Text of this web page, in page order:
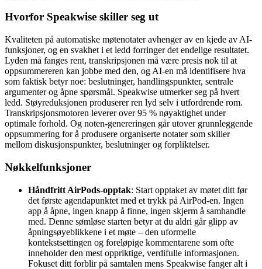
Hvorfor Speakwise skiller seg ut
Kvaliteten på automatiske møtenotater avhenger av en kjede av AI-
funksjoner, og en svakhet i et ledd forringer det endelige resultatet.
Lyden må fanges rent, transkripsjonen må være presis nok til at
oppsummereren kan jobbe med den, og AI-en må identifisere hva
som faktisk betyr noe: beslutninger, handlingspunkter, sentrale
argumenter og åpne spørsmål. Speakwise utmerker seg på hvert
ledd. Støyreduksjonen produserer ren lyd selv i utfordrende rom.
Transkripsjonsmotoren leverer over 95 % nøyaktighet under
optimale forhold. Og noten-genereringen går utover grunnleggende
oppsummering for å produsere organiserte notater som skiller
mellom diskusjonspunkter, beslutninger og forpliktelser.
Nøkkelfunksjoner
Håndfritt AirPods-opptak: Start opptaket av møtet ditt før
det første agendapunktet med et trykk på AirPod-en. Ingen
app å åpne, ingen knapp å finne, ingen skjerm å samhandle
med. Denne sømløse starten betyr at du aldri går glipp av
åpningsøyeblikkene i et møte – den uformelle
kontekstsettingen og foreløpige kommentarene som ofte
inneholder den mest oppriktige, verdifulle informasjonen.
Fokuset ditt forblir på samtalen mens Speakwise fanger alt i